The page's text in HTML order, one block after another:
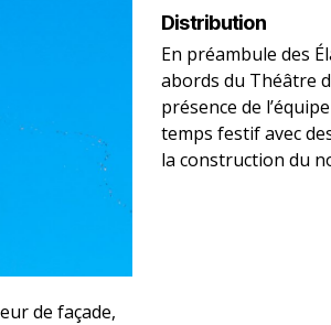
de façade,
Distribution
En préambule des
abords du Théâtre
présence de
temps festif avec
la construction du